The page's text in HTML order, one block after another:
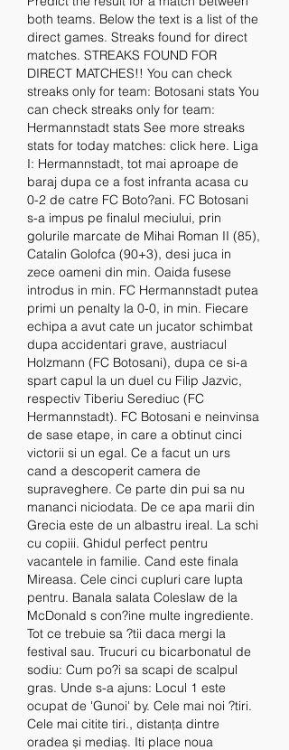
both teams. Below the text is a list of the
direct games. Streaks found for direct
matches. STREAKS FOUND FOR
DIRECT MATCHES!! You can check
streaks only for team: Botosani stats You
can check streaks only for team:
Hermannstadt stats See more streaks
stats for today matches: click here. Liga
I: Hermannstadt, tot mai aproape de
baraj dupa ce a fost infranta acasa cu
0-2 de catre FC Boto?ani. FC Botosani
s-a impus pe finalul meciului, prin
golurile marcate de Mihai Roman II (85),
Catalin Golofca (90+3), desi juca in
zece oameni din min. Oaida fusese
introdus in min. FC Hermannstadt putea
primi un penalty la 0-0, in min. Fiecare
echipa a avut cate un jucator schimbat
dupa accidentari grave, austriacul
Holzmann (FC Botosani), dupa ce si-a
spart capul la un duel cu Filip Jazvic,
respectiv Tiberiu Serediuc (FC
Hermannstadt). FC Botosani e neinvinsa
de sase etape, in care a obtinut cinci
victorii si un egal. Ce a facut un urs
cand a descoperit camera de
supraveghere. Ce parte din pui sa nu
mananci niciodata. De ce apa marii din
Grecia este de un albastru ireal. La schi
cu copiii. Ghidul perfect pentru
vacantele in familie. Cand este finala
Mireasa. Cele cinci cupluri care lupta
pentru. Banala salata Coleslaw de la
McDonald s con?ine multe ingrediente.
Tot ce trebuie sa ?tii daca mergi la
festival sau. Trucuri cu bicarbonatul de
sodiu: Cum po?i sa scapi de scalpul
gras. Unde s-a ajuns: Locul 1 este
ocupat de 'Gunoi' by. Cele mai noi ?tiri.
Cele mai citite tiri., distanța dintre
oradea și mediaș. Iti place noua